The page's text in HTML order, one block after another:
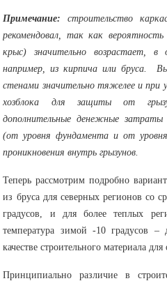
Примечание:строительство
рекомендовал, так как
крыс) значительно возрастает,
например, из кирпича или бруса.
стенами значительно тяжелее и при
хозблока для защиты от
дополнительные денежные
(от уровня фундамента и от
проникновения внутрь грызунов.
Теперь рассмотрим подробно
из бруса для северных регионов со
градусов, и для более теплых
температура зимой -10 градусов –
качестве строительного материала
Принципиально различие в